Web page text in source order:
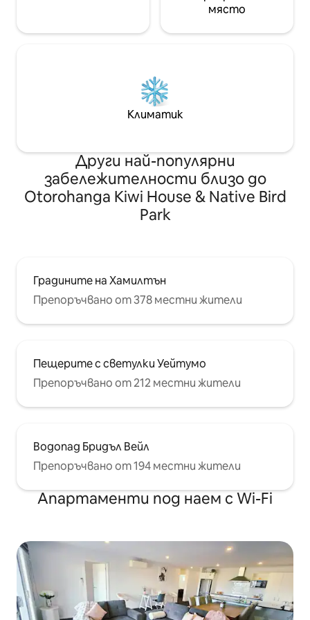
място
Климатик
Други най-популярни
забележителности близо до
Otorohanga Kiwi House & Native Bird
Park
Градините на Хамилтън
Препоръчвано от 378 местни жители
Пещерите с светулки Уейтумо
Препоръчвано от 212 местни жители
Водопад Бридъл Вейл
Препоръчвано от 194 местни жители
Апартаменти под наем с Wi-Fi